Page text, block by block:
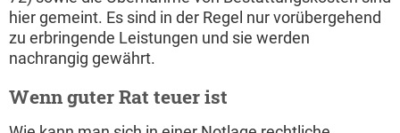
hier gemeint. Es sind in der Regel nur vorübergehend
zu erbringende Leistungen und sie werden
nachrangig gewährt.
Wenn guter Rat teuer ist